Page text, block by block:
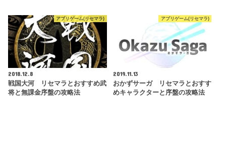
アプリゲーム(リセマラ)
2018.12.8
戦国大河 リセマラとおすすめ武
将と無課金序盤の攻略法
アプリゲーム(リセマラ)
2019.11.13
おかずサーガ リセマラとおすす
めキャラクターと序盤の攻略法